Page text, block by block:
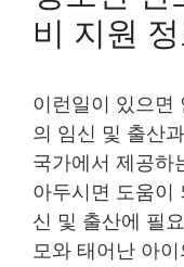
비 지원 정
이런일이 있으면
의 임신 및 출산
국가에서 제공하
아두시면 도움이
신 및 출산에 필
모와 태어난 아